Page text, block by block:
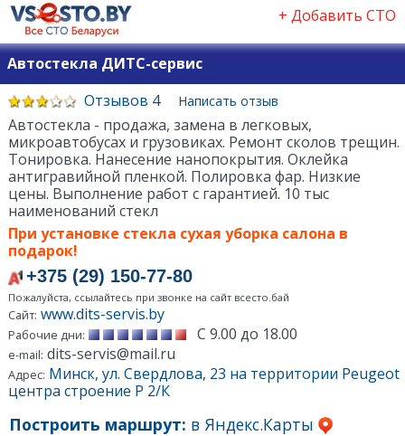
+ Добавить СТО
Автостекла ДИТС-сервис
Отзывов 4
Написать отзыв
Автостекла - продажа, замена в легковых,
микроавтобусах и грузовиках. Ремонт сколов трещин.
Тонировка. Нанесение нанопокрытия. Оклейка
антигравийной пленкой. Полировка фар. Низкие
цены. Выполнение работ с гарантией. 10 тыс
наименований стекл
При установке стекла сухая уборка салона в
подарок!
+375 (29) 150-77-80
Пожалуйста, ссылайтесь при звонке на сайт всесто.бай
Сайт: www.dits-servis.by
Рабочие дни: С 9.00 до 18.00
e-mail: dits-servis@mail.ru
Адрес: Минск, ул. Свердлова, 23 на территории Peugeot
центра строение Р 2/К
Построить маршрут: в Яндекс.Карты